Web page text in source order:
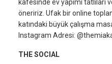
kafesinde ev yapımı
öneririz. Ufak bir online
katındaki büyük çalışma
Instagram Adresi:
THE SOCIAL